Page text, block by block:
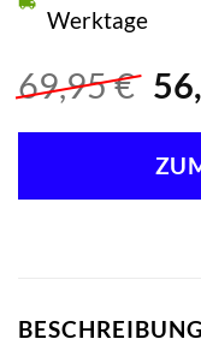
69,95€
Werktage
BESCHREIBUNG